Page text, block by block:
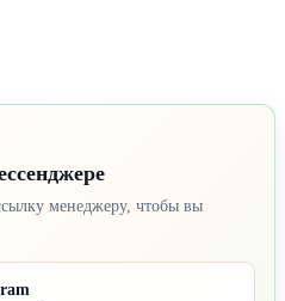
менеджеру, чтобы вы